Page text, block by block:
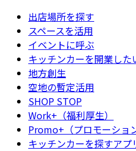
出店場所を探す
スペースを活用
イベントに呼ぶ
キッチンカーを開業した
地方創生
空地の暫定活用
SHOP STOP
Work+（福利厚生）
Promo+（プロモーション
キッチンカーを探すアプ